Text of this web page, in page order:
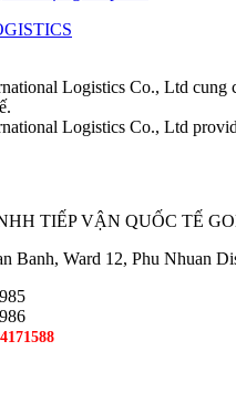
Logistics Co., Ltd cung
Logistics Co., Ltd
TIẾP VẬN QUỐC TẾ
Banh, Ward 12, Phu Nhuan